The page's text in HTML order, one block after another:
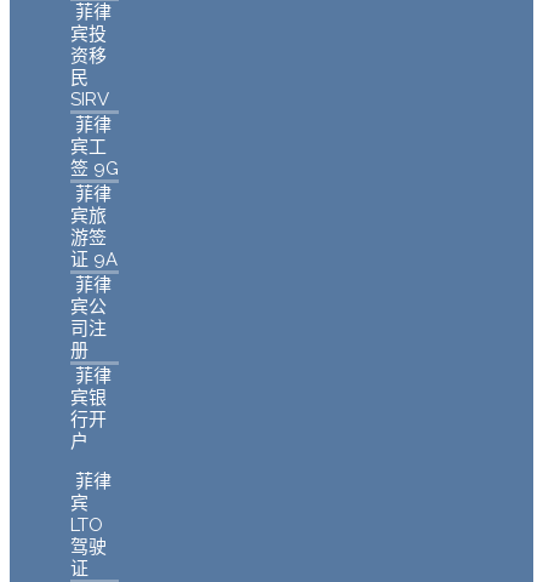
菲律
宾投
资移
民
SIRV
菲律
宾工
签 9G
菲律
宾旅
游签
证 9A
菲律
宾公
司注
册
菲律
宾银
行开
户
菲律
宾
LTO
驾驶
证